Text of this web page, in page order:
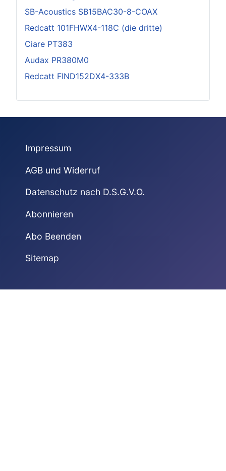
SB-Acoustics SB15BAC30-8-COAX
Redcatt 101FHWX4-118C (die dritte)
Ciare PT383
Audax PR380M0
Redcatt FIND152DX4-333B
Impressum
AGB und Widerruf
Datenschutz nach D.S.G.V.O.
Abonnieren
Abo Beenden
Sitemap